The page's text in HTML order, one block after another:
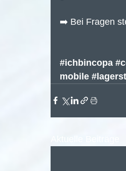
➡️ Bei Fragen
#ichbincopa
mobile